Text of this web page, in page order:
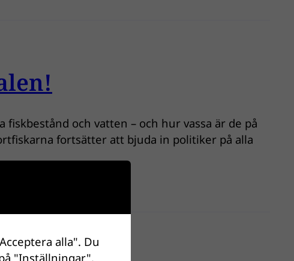
och vatten – och hur vassa är de på
fortsätter att bjuda in politiker på alla
alla". Du
"Inställningar".